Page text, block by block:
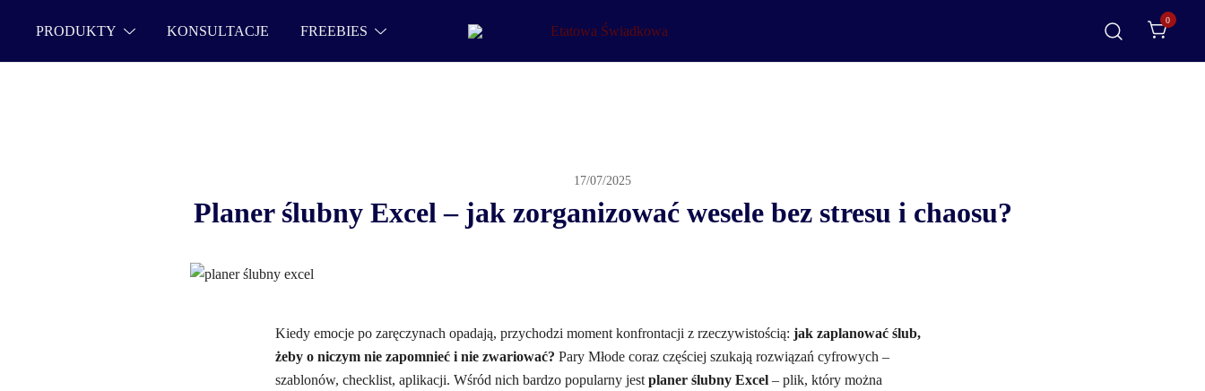
PRODUKTY KONSULTACJE FREEBIES
Etatowa Świadkowa
– ślub i wesele na Waszych zasadach
0
17/07/2025
Planer ślubny Excel – jak zorganizować wesele bez stresu i chaosu?
Kiedy emocje po zaręczynach opadają, przychodzi moment konfrontacji z rzeczywistością: jak zaplanować ślub,
żeby o niczym nie zapomnieć i nie zwariować? Pary Młode coraz częściej szukają rozwiązań cyfrowych –
szablonów, checklist, aplikacji. Wśród nich bardzo popularny jest planer ślubny Excel – plik, który można